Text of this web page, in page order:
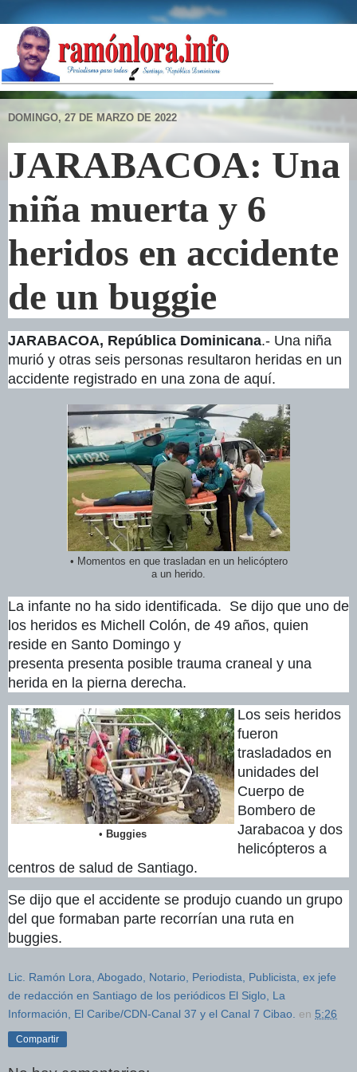
DOMINGO, 27 DE MARZO DE 2022
JARABACOA: Una
niña muerta y 6
heridos en accidente
de un buggie
JARABACOA, República Dominicana.- Una niña
murió y otras seis personas resultaron heridas en un
accidente registrado en una zona de aquí.
• Momentos en que trasladan en un helicóptero
a un herido.
La infante no ha sido identificada. Se dijo que uno de
los heridos es Michell Colón, de 49 años, quien
reside en Santo Domingo y
presenta presenta posible trauma craneal y una
herida en la pierna derecha.
• Buggies
Los seis heridos
fueron
trasladados en
unidades del
Cuerpo de
Bombero de
Jarabacoa y dos
helicópteros a
centros de salud de Santiago.
Se dijo que el accidente se produjo cuando un grupo
del que formaban parte recorrían una ruta en
buggies.
Lic. Ramón Lora, Abogado, Notario, Periodista, Publicista, ex jefe
de redacción en Santiago de los periódicos El Siglo, La
Información, El Caribe/CDN-Canal 37 y el Canal 7 Cibao. en 5:26
Compartir